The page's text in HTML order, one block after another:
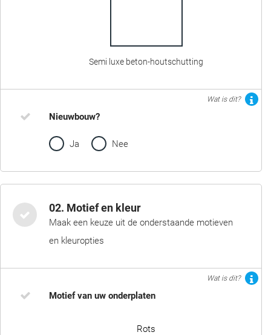
Semi luxe beton-houtschutting
Wat is dit?
Nieuwbouw?
Ja Nee
02. Motief en kleur
Maak een keuze uit de onderstaande motieven
en kleuropties
Wat is dit?
Motief van uw onderplaten
Rots